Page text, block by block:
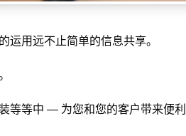
运用远不止简单的信息共享。
等等中 — 为您和您的客户带来便